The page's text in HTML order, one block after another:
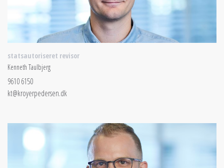
statsautoriseret revisor
Kenneth Taulbjerg
9610 6150
kt@kroyerpedersen.dk